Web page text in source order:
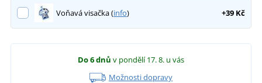
Voňavá visačka (info) +39 Kč
Do 6 dnů v pondělí 17. 8. u vás
Možnosti dopravy